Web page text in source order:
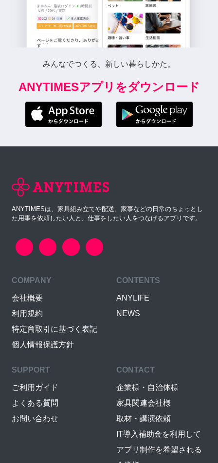
みんなでつくる、新しい暮らしかた。
ANYTIMESアプリをダウンロード
ANYTIMESは、家具組み立てや配送、家事などの日常のちょっとし
た用事を依頼したい人と、仕事をしたい人をつなげるアプリです。
COMPANY
会社概要
利用規約
特定商取引に基づく表記
個人情報保護方針
CONTENTS
ANYLIFE
NEWS
SUPPORT
ご利用ガイド
よくある質問
お問い合わせ
CONTACT
企業様・自治体様
家具関連会社様
取材・講演依頼
IT導入補助金を利用して
アプリ制作を希望される